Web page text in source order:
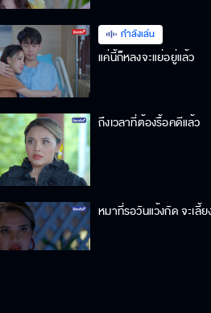
กำลังเล่น
แค่นี้ก็หลงจะแย่อยู่แล้ว
ถึงเวลาที่ต้องรื้อคดีแล้ว
หมาที่รอวันแว้งกัด จะเลี้ย